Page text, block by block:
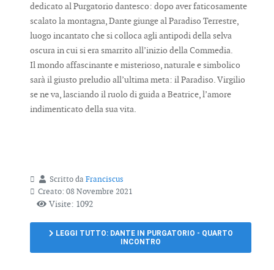
dedicato al Purgatorio dantesco: dopo aver faticosamente
scalato la montagna, Dante giunge al Paradiso Terrestre,
luogo incantato che si colloca agli antipodi della selva
oscura in cui si era smarrito all’inizio della Commedia.
Il mondo affascinante e misterioso, naturale e simbolico
sarà il giusto preludio all’ultima meta: il Paradiso. Virgilio
se ne va, lasciando il ruolo di guida a Beatrice, l’amore
indimenticato della sua vita.
Scritto da Franciscus
Creato: 08 Novembre 2021
Visite: 1092
LEGGI TUTTO: DANTE IN PURGATORIO - QUARTO
INCONTRO